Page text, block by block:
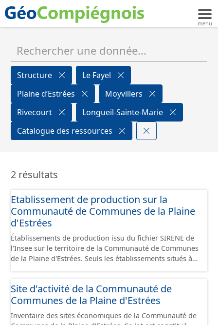
Structure
Le Fayel
Plaine d’Estrées
Moyvillers
Rivecourt
Longueil-Sainte-Marie
Catalogue des ressources
2 résultats
Etablissement de production sur la
Communauté de Communes de la Plaine
d'Estrées
Établissements de production issu du fichier SIRENE de
l'Insee sur le territoire de la Communauté de Communes
de la Plaine d'Estrées. Seuls les établissements situés à
conformément aux prescriptions du standard CNIG Sites
Économiques. Ce lot ne contient pas la référence aux
delà des prescriptions du CNIG se limitant aux SCI.
Site d'activité de la Communauté de
Communes de la Plaine d'Estrées
Inventaire des sites économiques de la Communauté de